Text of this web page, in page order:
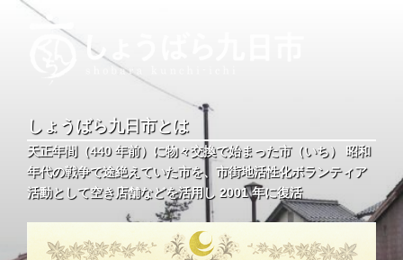
しょうばら九日市
しょうばら九日市公式ホームページ
しょうばら九日市とは
天正年間（440 年前）に物々交換で始まった市（いち） 昭和
年代の戦争で途絶えていた市を、市街地活性化ボランティア
活動として空き店舗などを活用し 2001 年に復活